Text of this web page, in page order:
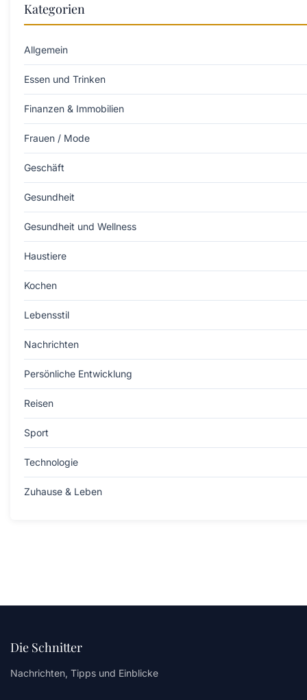
Kategorien
Allgemein
Essen und Trinken
Finanzen & Immobilien
Frauen / Mode
Geschäft
Gesundheit
Gesundheit und Wellness
Haustiere
Kochen
Lebensstil
Nachrichten
Persönliche Entwicklung
Reisen
Sport
Technologie
Zuhause & Leben
Die Schnitter
Nachrichten, Tipps und Einblicke